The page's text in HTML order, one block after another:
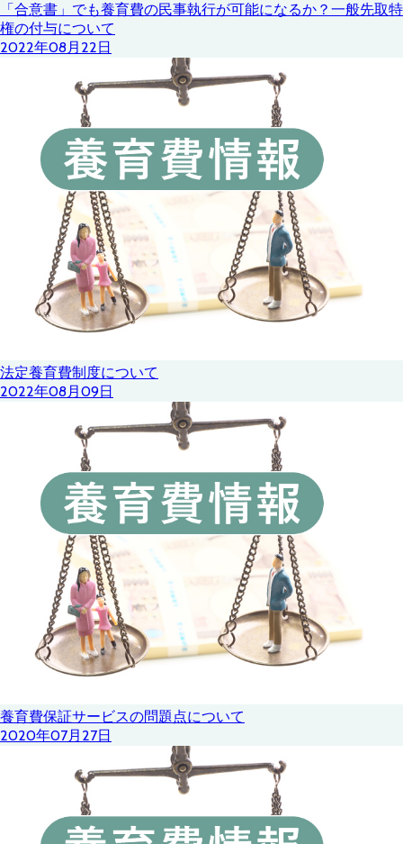
「合意書」でも養育費の民事執行が可能になるか？一般先取特
権の付与について
2022年08月22日
法定養育費制度について
2022年08月09日
養育費保証サービスの問題点について
2020年07月27日